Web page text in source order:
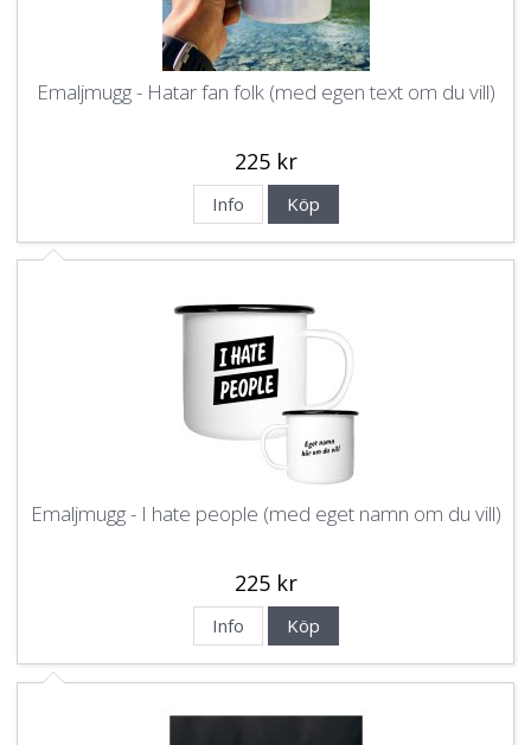
Emaljmugg - Hatar fan folk (med egen text om du vill)
225 kr
Info Köp
Emaljmugg - I hate people (med eget namn om du vill)
225 kr
Info Köp